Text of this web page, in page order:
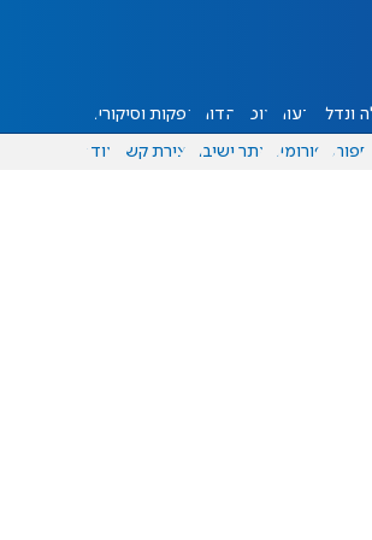
ונדל"ן דעות אוכל יהדות הפקות וסיקורים
ספורט פורומים אתר ישיבה יצירת קשר עוד